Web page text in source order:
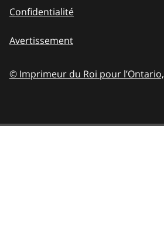
Confidentialité
Avertissement
© Imprimeur du Roi pour l’Ontario,